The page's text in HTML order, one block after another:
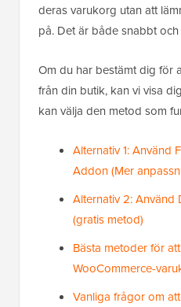
deras varukorg utan att
på. Det är både snabbt
Om du har bestämt dig för
från din butik, kan vi visa
kan välja den metod som
Alternativ 1: Använd
Addon (Mer
Alternativ 2: Använd
(gratis metod)
Bästa metoder för
WooCommerce-
Vanliga frågor om